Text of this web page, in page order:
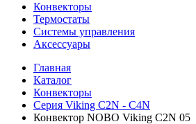
Конвекторы
Термостаты
Системы управления
Аксессуары
Главная
Каталог
Конвекторы
Серия Viking C2N - C4N
Конвектор NOBO Viking C2N 05